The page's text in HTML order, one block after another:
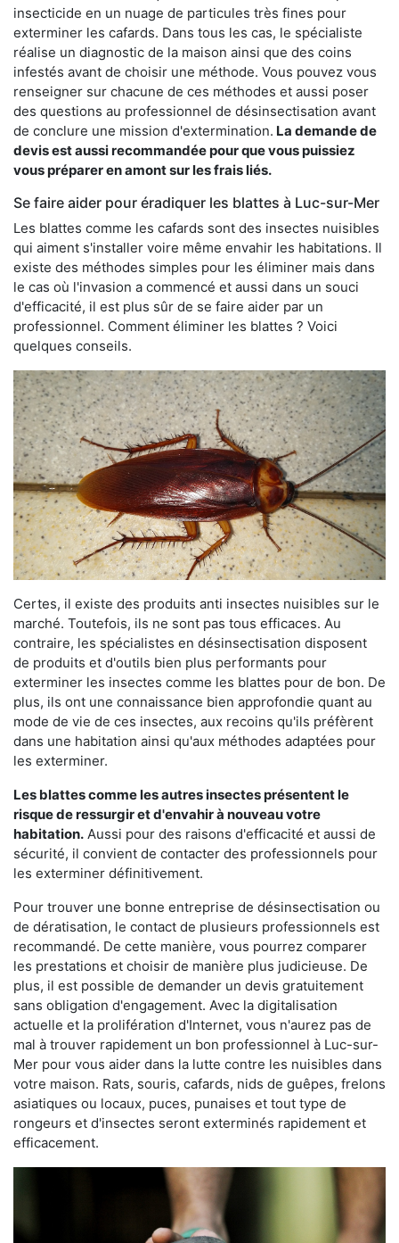
insecticide en un nuage de particules très fines pour
exterminer les cafards. Dans tous les cas, le spécialiste
réalise un diagnostic de la maison ainsi que des coins
infestés avant de choisir une méthode. Vous pouvez vous
renseigner sur chacune de ces méthodes et aussi poser
des questions au professionnel de désinsectisation avant
de conclure une mission d'extermination. La demande de
devis est aussi recommandée pour que vous puissiez
vous préparer en amont sur les frais liés.
Se faire aider pour éradiquer les blattes à Luc-sur-Mer
Les blattes comme les cafards sont des insectes nuisibles
qui aiment s'installer voire même envahir les habitations. Il
existe des méthodes simples pour les éliminer mais dans
le cas où l'invasion a commencé et aussi dans un souci
d'efficacité, il est plus sûr de se faire aider par un
professionnel. Comment éliminer les blattes ? Voici
quelques conseils.
Certes, il existe des produits anti insectes nuisibles sur le
marché. Toutefois, ils ne sont pas tous efficaces. Au
contraire, les spécialistes en désinsectisation disposent
de produits et d'outils bien plus performants pour
exterminer les insectes comme les blattes pour de bon. De
plus, ils ont une connaissance bien approfondie quant au
mode de vie de ces insectes, aux recoins qu'ils préfèrent
dans une habitation ainsi qu'aux méthodes adaptées pour
les exterminer.
Les blattes comme les autres insectes présentent le
risque de ressurgir et d'envahir à nouveau votre
habitation. Aussi pour des raisons d'efficacité et aussi de
sécurité, il convient de contacter des professionnels pour
les exterminer définitivement.
Pour trouver une bonne entreprise de désinsectisation ou
de dératisation, le contact de plusieurs professionnels est
recommandé. De cette manière, vous pourrez comparer
les prestations et choisir de manière plus judicieuse. De
plus, il est possible de demander un devis gratuitement
sans obligation d'engagement. Avec la digitalisation
actuelle et la prolifération d'Internet, vous n'aurez pas de
mal à trouver rapidement un bon professionnel à Luc-sur-
Mer pour vous aider dans la lutte contre les nuisibles dans
votre maison. Rats, souris, cafards, nids de guêpes, frelons
asiatiques ou locaux, puces, punaises et tout type de
rongeurs et d'insectes seront exterminés rapidement et
efficacement.